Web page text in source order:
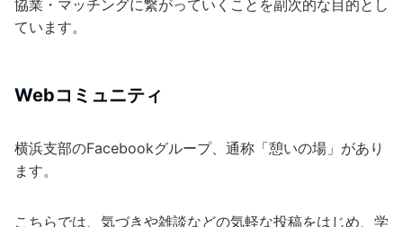
協業・マッチングに繋がっていくことを副次的な目的とし
ています。
Webコミュニティ
横浜支部のFacebookグループ、通称「憩いの場」があり
ます。
こちらでは、気づきや雑談などの気軽な投稿をはじめ、学